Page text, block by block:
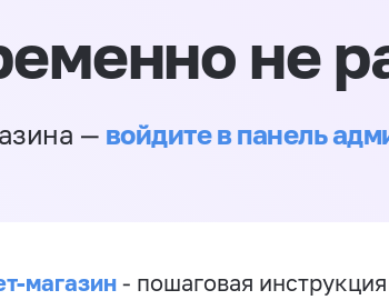
не
— войдите в панель
магазин - пошаговая